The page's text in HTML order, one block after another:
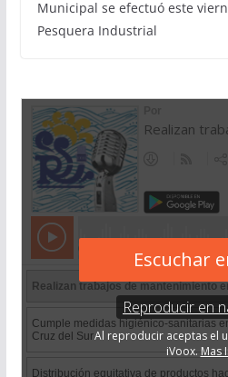
Municipal se efectuó este
Pesquera Industrial